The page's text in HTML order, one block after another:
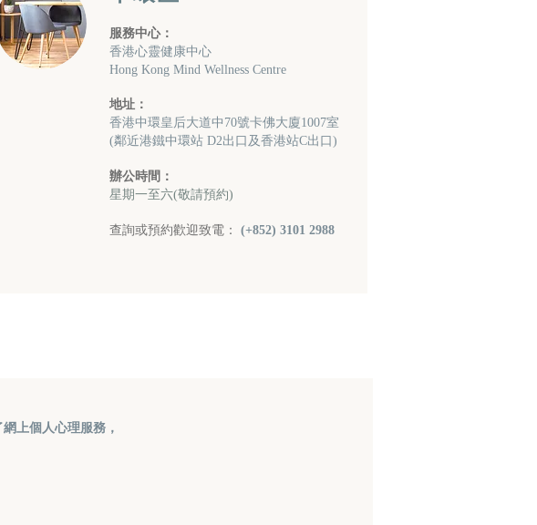
服務中心：
香港心靈健康中心
Hong Kong Mind Wellness Centre
地址：
香港中環皇后大道中70號卡佛大廈1007室
(鄰近港鐵中環站 D2出口及香港站C出口)
辦公時間：
星期一至六(敬請預約)
查詢或預約歡迎致電： (+852) 3101 2988
上個人心理服務，